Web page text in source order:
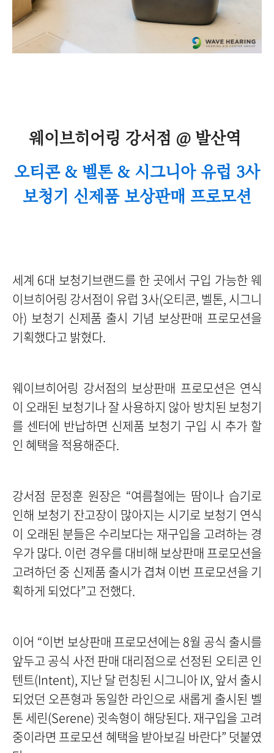
웨이브히어링 강서점 @ 발산역
오티콘 & 벨톤 & 시그니아 유럽 3사
보청기 신제품 보상판매 프로모션
세계 6대 보청기브랜드를 한 곳에서 구입 가능한 웨
이브히어링 강서점이 유럽 3사(오티콘, 벨톤, 시그니
아) 보청기 신제품 출시 기념 보상판매 프로모션을
기획했다고 밝혔다.
웨이브히어링 강서점의 보상판매 프로모션은 연식
이 오래된 보청기나 잘 사용하지 않아 방치된 보청기
를 센터에 반납하면 신제품 보청기 구입 시 추가 할
인 혜택을 적용해준다.
강서점 문정훈 원장은 “여름철에는 땀이나 습기로
인해 보청기 잔고장이 많아지는 시기로 보청기 연식
이 오래된 분들은 수리보다는 재구입을 고려하는 경
우가 많다. 이런 경우를 대비해 보상판매 프로모션을
고려하던 중 신제품 출시가 겹쳐 이번 프로모션을 기
획하게 되었다”고 전했다.
이어 “이번 보상판매 프로모션에는 8월 공식 출시를
앞두고 공식 사전 판매 대리점으로 선정된 오티콘 인
텐트(Intent), 지난 달 런칭된 시그니아 IX, 앞서 출시
되었던 오픈형과 동일한 라인으로 새롭게 출시된 벨
톤 세린(Serene) 귓속형이 해당된다. 재구입을 고려
중이라면 프로모션 혜택을 받아보길 바란다” 덧붙였